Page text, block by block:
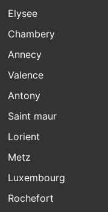
Elysee
Chambery
Annecy
Valence
Antony
Saint maur
Lorient
Metz
Luxembourg
Rochefort